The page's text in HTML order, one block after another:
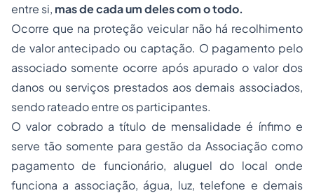
entre si, mas de cada um deles com o todo.
Ocorre que na proteção veicular não há recolhimento
de valor antecipado ou captação. O pagamento pelo
associado somente ocorre após apurado o valor dos
danos ou serviços prestados aos demais associados,
sendo rateado entre os participantes.
O valor cobrado a título de mensalidade é ínfimo e
serve tão somente para gestão da Associação como
pagamento de funcionário, aluguel do local onde
funciona a associação, água, luz, telefone e demais